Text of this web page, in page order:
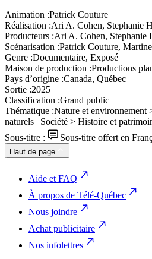
Animation :Patrick Couture
Réalisation :Ari A. Cohen, Stephanie
Producteurs :Ari A. Cohen, Stephanie
Scénarisation :Patrick Couture,
Genre :Documentaire, Exposé
Maison de production :Productions
Pays d’origine :Canada, Québec
Sortie :2025
Classification :Grand public
Thématique :Nature et environnement
naturels | Société > Histoire et
Sous-titre :
Sous-titre offert en
Haut de page
Aide et FAQ
À propos de Télé-Québec
Nous joindre
Achat publicitaire
Nos infolettres